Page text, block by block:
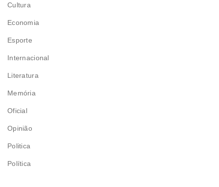
Cultura
Economia
Esporte
Internacional
Literatura
Memória
Oficial
Opinião
Politica
Política